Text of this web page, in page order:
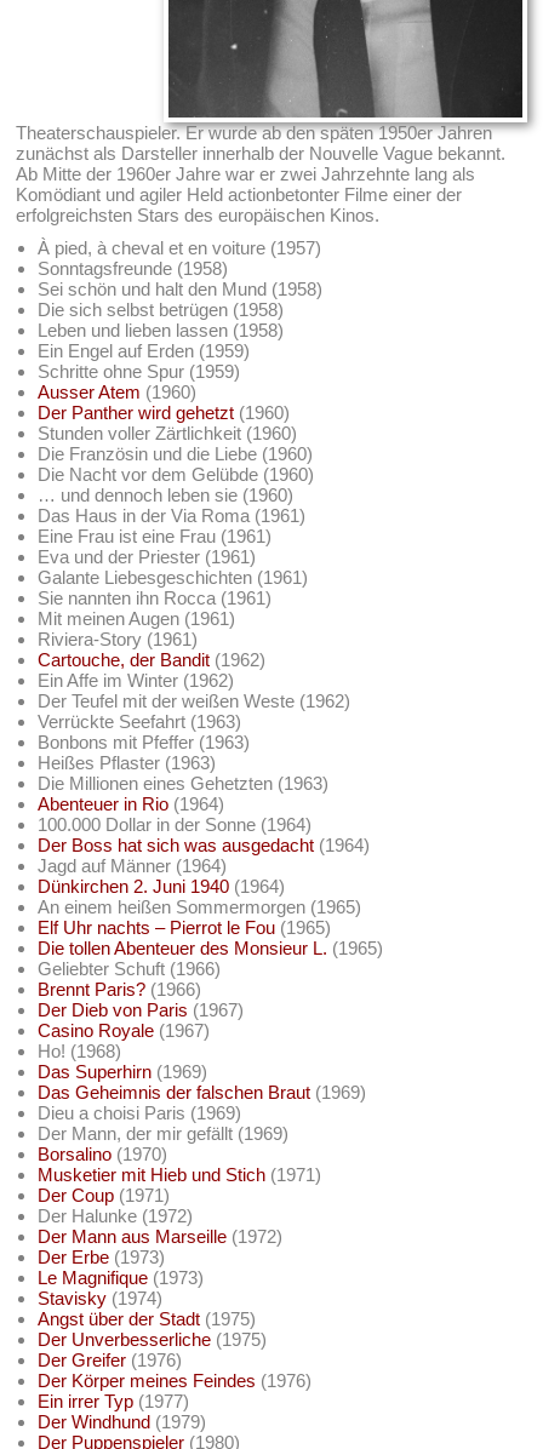
Theaterschauspieler. Er wurde ab den späten 1950er Jahren
zunächst als Darsteller innerhalb der Nouvelle Vague bekannt.
Ab Mitte der 1960er Jahre war er zwei Jahrzehnte lang als
Komödiant und agiler Held actionbetonter Filme einer der
erfolgreichsten Stars des europäischen Kinos.
À pied, à cheval et en voiture (1957)
Sonntagsfreunde (1958)
Sei schön und halt den Mund (1958)
Die sich selbst betrügen (1958)
Leben und lieben lassen (1958)
Ein Engel auf Erden (1959)
Schritte ohne Spur (1959)
Ausser Atem (1960)
Der Panther wird gehetzt (1960)
Stunden voller Zärtlichkeit (1960)
Die Französin und die Liebe (1960)
Die Nacht vor dem Gelübde (1960)
… und dennoch leben sie (1960)
Das Haus in der Via Roma (1961)
Eine Frau ist eine Frau (1961)
Eva und der Priester (1961)
Galante Liebesgeschichten (1961)
Sie nannten ihn Rocca (1961)
Mit meinen Augen (1961)
Riviera-Story (1961)
Cartouche, der Bandit (1962)
Ein Affe im Winter (1962)
Der Teufel mit der weißen Weste (1962)
Verrückte Seefahrt (1963)
Bonbons mit Pfeffer (1963)
Heißes Pflaster (1963)
Die Millionen eines Gehetzten (1963)
Abenteuer in Rio (1964)
100.000 Dollar in der Sonne (1964)
Der Boss hat sich was ausgedacht (1964)
Jagd auf Männer (1964)
Dünkirchen 2. Juni 1940 (1964)
An einem heißen Sommermorgen (1965)
Elf Uhr nachts – Pierrot le Fou (1965)
Die tollen Abenteuer des Monsieur L. (1965)
Geliebter Schuft (1966)
Brennt Paris? (1966)
Der Dieb von Paris (1967)
Casino Royale (1967)
Ho! (1968)
Das Superhirn (1969)
Das Geheimnis der falschen Braut (1969)
Dieu a choisi Paris (1969)
Der Mann, der mir gefällt (1969)
Borsalino (1970)
Musketier mit Hieb und Stich (1971)
Der Coup (1971)
Der Halunke (1972)
Der Mann aus Marseille (1972)
Der Erbe (1973)
Le Magnifique (1973)
Stavisky (1974)
Angst über der Stadt (1975)
Der Unverbesserliche (1975)
Der Greifer (1976)
Der Körper meines Feindes (1976)
Ein irrer Typ (1977)
Der Windhund (1979)
Der Puppenspieler (1980)